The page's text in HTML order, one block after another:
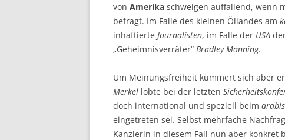
von Amerika schweigen auffallend, wenn
befragt. Im Falle des kleinen Öllandes am
inhaftierte Journalisten, im Falle der USA
„Geheimnisverräter“ Bradley Manning.
Um Meinungsfreiheit kümmert sich aber
Merkel lobte bei der letzten
doch international und speziell beim
eingetreten sei. Selbst mehrfache
Kanzlerin in diesem Fall nun aber